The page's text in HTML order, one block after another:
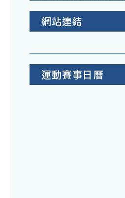
網站連結
運動賽事日曆